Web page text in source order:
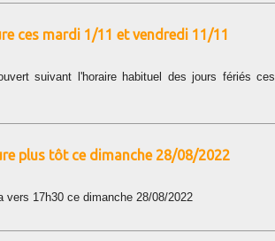
ces mardi 1/11 et vendredi 11/11
suivant l'horaire habituel des jours fériés
plus tôt ce dimanche 28/08/2022
vers 17h30 ce dimanche 28/08/2022